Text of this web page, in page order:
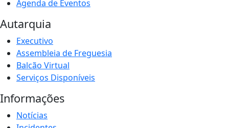
Agenda de Eventos
Autarquia
Executivo
Assembleia de Freguesia
Balcão Virtual
Serviços Disponíveis
Informações
Notícias